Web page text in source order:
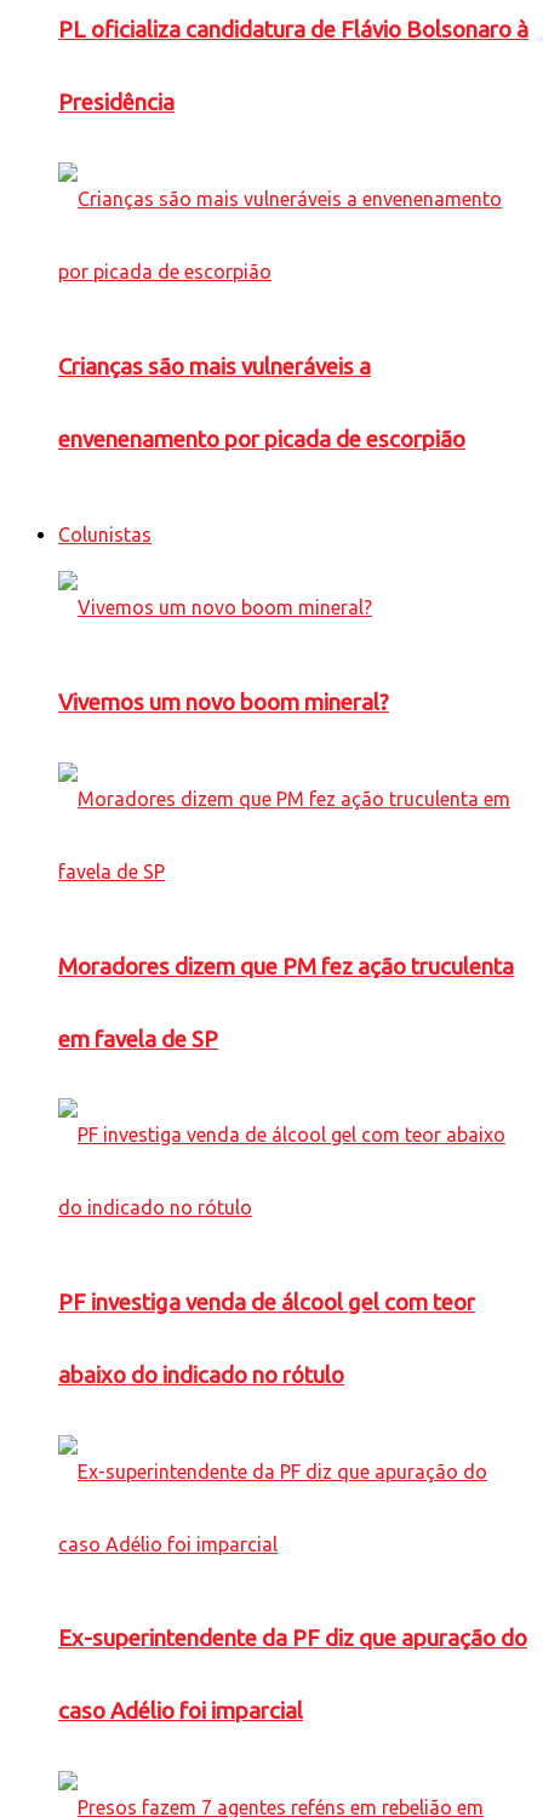
PL oficializa candidatura de Flávio Bolsonaro à
Presidência
Crianças são mais vulneráveis a
envenenamento por picada de escorpião
Colunistas
Vivemos um novo boom mineral?
Moradores dizem que PM fez ação truculenta
em favela de SP
PF investiga venda de álcool gel com teor
abaixo do indicado no rótulo
Ex-superintendente da PF diz que apuração do
caso Adélio foi imparcial